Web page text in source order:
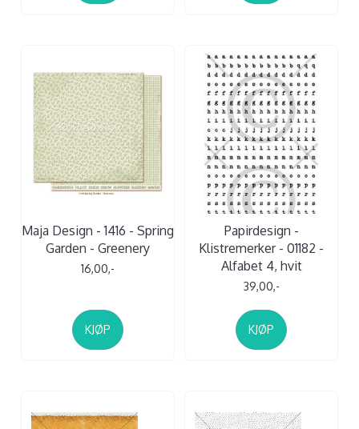
Maja Design - 1416 - Spring
Garden - Greenery
16,00,-
KJØP
Papirdesign -
Klistremerker - 01182 -
Alfabet 4, hvit
39,00,-
KJØP